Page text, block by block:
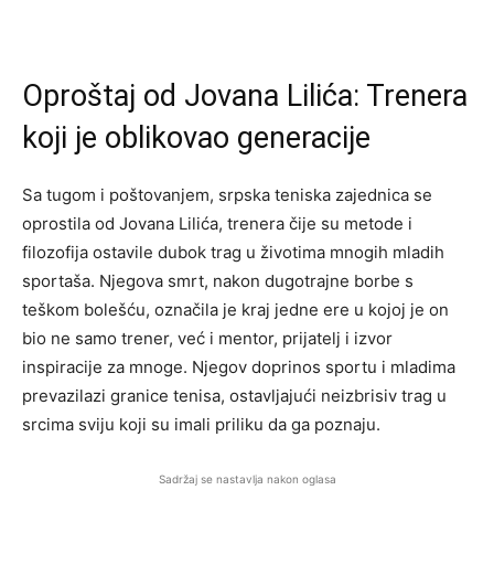
Oproštaj od Jovana Lilića: Trenera
koji je oblikovao generacije
Sa tugom i poštovanjem, srpska teniska zajednica se
oprostila od Jovana Lilića, trenera čije su metode i
filozofija ostavile dubok trag u životima mnogih mladih
sportaša. Njegova smrt, nakon dugotrajne borbe s
teškom bolešću, označila je kraj jedne ere u kojoj je on
bio ne samo trener, već i mentor, prijatelj i izvor
inspiracije za mnoge. Njegov doprinos sportu i mladima
prevazilazi granice tenisa, ostavljajući neizbrisiv trag u
srcima sviju koji su imali priliku da ga poznaju.
Sadržaj se nastavlja nakon oglasa